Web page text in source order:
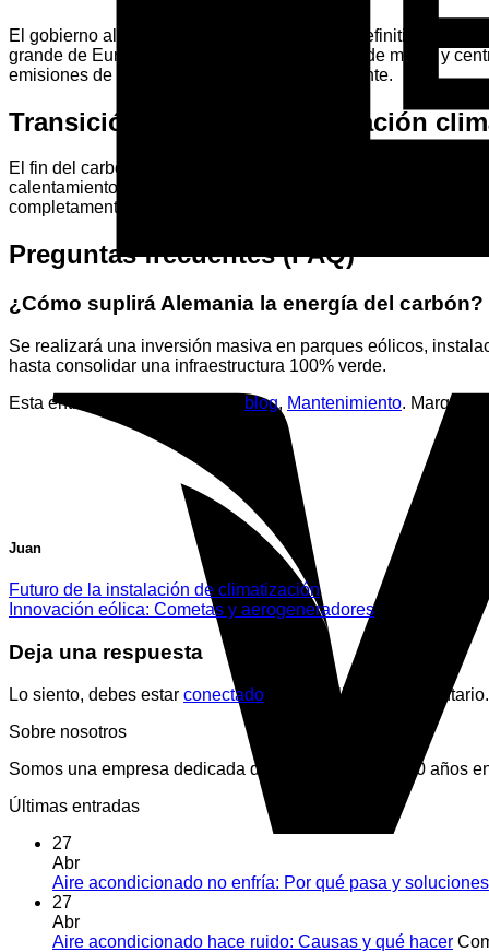
El gobierno alemán ha acordado abandonar definitivamente
grande de Europa implica el cierre progresivo de minas y
emisiones de efecto invernadero en el continente.
Transición hacia la electrificación
El fin del carbón acelera la adopción de energías
calentamiento de las viviendas. Sustituir las calefacciones
completamente limpio y libre de emisiones a nivel local.
Preguntas frecuentes (FAQ)
¿Cómo suplirá Alemania la energía del carbón?
Se realizará una inversión masiva en parques eólicos,
hasta consolidar una infraestructura 100% verde.
Esta entrada fue publicada en
blog, Mantenimiento. Marque
Juan
Futuro de la instalación de climatización
Innovación eólica: Cometas y aerogeneradores
Deja una respuesta
Lo siento, debes estar conectado para publicar un comentario.
Sobre nosotros
Somos una empresa dedicada desde hace más de 10 años
Últimas entradas
27
Abr
Aire acondicionado no enfría: Por qué pasa y soluciones
27
Abr
Aire acondicionado hace ruido: Causas y qué hacer